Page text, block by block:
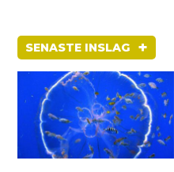
SENASTE INSLAG +